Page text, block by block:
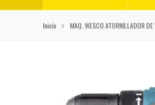
Inicio MAQ. WESCO ATORNILLADOR